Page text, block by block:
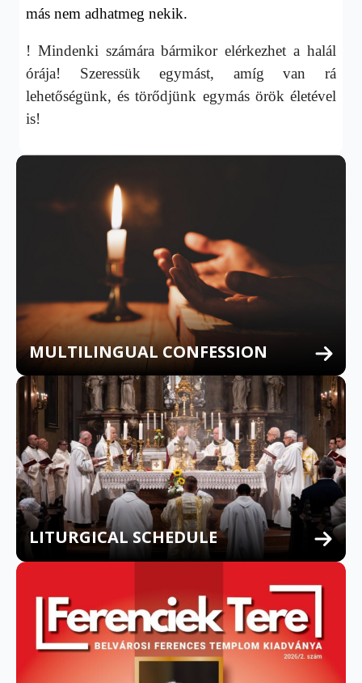
más nem adhatmeg nekik.
! Mindenki számára bármikor elérkezhet a halál
órája! Szeressük egymást, amíg van rá
lehetőségünk, és törődjünk egymás örök életével
is!
MULTILINGUAL CONFESSION
LITURGICAL SCHEDULE